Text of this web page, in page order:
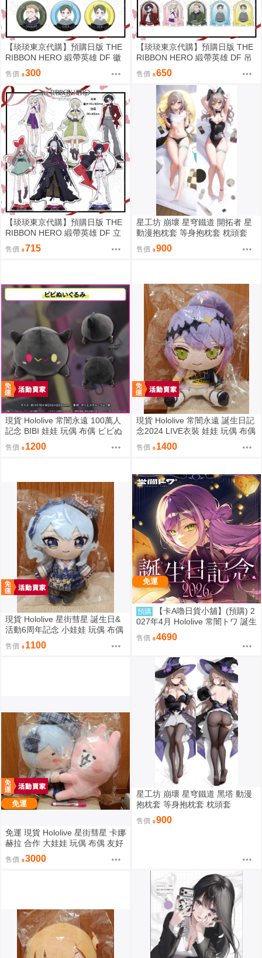
【琰琰東京代購】預購日版 THE
RIBBON HERO 緞帶英雄 DF 徽
章 藍寶石 帕茵 天鵝絨 吉露可
售價 300
【琰琰東京代購】預購日版 THE
RIBBON HERO 緞帶英雄 DF 吊
飾 藍寶石 帕茵 天鵝絨 吉露可
售價 650
【琰琰東京代購】預購日版 THE
RIBBON HERO 緞帶英雄 DF 立
牌 藍寶石 帕茵 天鵝絨 吉露可
售價 715
星工坊 崩壞 星穹鐵道 開拓者 星
動漫抱枕套 等身抱枕套 枕頭套
售價 900
現貨 Hololive 常闇永遠 100萬人
記念 BIBI 娃娃 玩偶 布偶 ビビぬ
いぐるみ 常闇トワ 100万人記念
100萬
售價 1200
現貨 Hololive 常闇永遠 誕生日記
念2024 LIVE衣裝 娃娃 玩偶 布偶
常闇トワ トワ様ぬいぐるみ BY
ライブ衣装
售價 1400
現貨 Hololive 星街彗星 誕生日&
活動6周年記念 小娃娃 玩偶 布偶
吊飾 星街すいせい おでかけすい
ちゃんぬいぐるみ
售價 1100
免運
預購
【卡A嚕日貨小舖】(預購) 2
027年4月 Hololive 常闇トワ 誕生
日記念2026
售價 4690
免運
免運 現貨 Hololive 星街彗星 卡娜
赫拉 合作 大娃娃 玩偶 布偶 友好
抱抱大娃娃 星街すいせい カナヘ
イの小動物 なかよしハグぬいぐ
售價 3000
星工坊 崩壞 星穹鐵道 黑塔 動漫
抱枕套 等身抱枕套 枕頭套
售價 900